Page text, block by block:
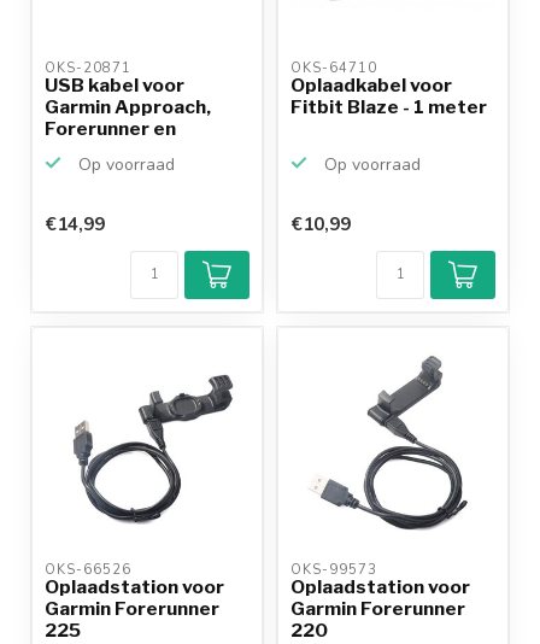
OKS-20871
USB kabel voor
Garmin Approach,
Forerunner en
Op voorraad
€14,99
OKS-64710
Oplaadkabel voor
Fitbit Blaze - 1 meter
Op voorraad
€10,99
OKS-66526
Oplaadstation voor
Garmin Forerunner
225
OKS-99573
Oplaadstation voor
Garmin Forerunner
220